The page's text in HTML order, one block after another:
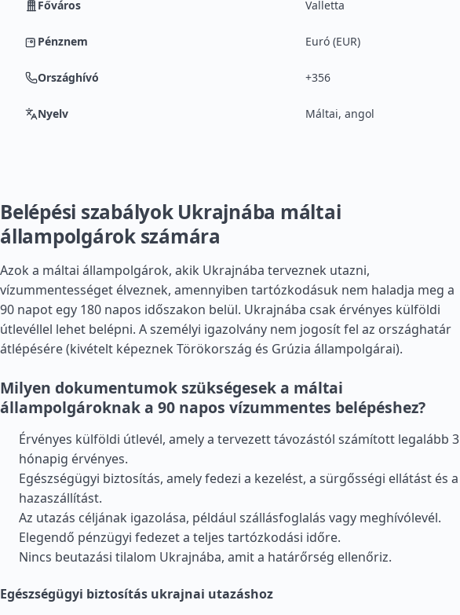
Főváros Valletta
Pénznem Euró (EUR)
Országhívó +356
Nyelv Máltai, angol
Belépési szabályok Ukrajnába máltai
állampolgárok számára
Azok a máltai állampolgárok, akik Ukrajnába terveznek utazni,
vízummentességet élveznek, amennyiben tartózkodásuk nem haladja meg a
90 napot egy 180 napos időszakon belül. Ukrajnába csak érvényes külföldi
útlevéllel lehet belépni. A személyi igazolvány nem jogosít fel az országhatár
átlépésére (kivételt képeznek Törökország és Grúzia állampolgárai).
Milyen dokumentumok szükségesek a máltai
állampolgároknak a 90 napos vízummentes belépéshez?
Érvényes külföldi útlevél, amely a tervezett távozástól számított legalább 3
hónapig érvényes.
Egészségügyi biztosítás, amely fedezi a kezelést, a sürgősségi ellátást és a
hazaszállítást.
Az utazás céljának igazolása, például szállásfoglalás vagy meghívólevél.
Elegendő pénzügyi fedezet a teljes tartózkodási időre.
Nincs beutazási tilalom Ukrajnába, amit a határőrség ellenőriz.
Egészségügyi biztosítás ukrajnai utazáshoz